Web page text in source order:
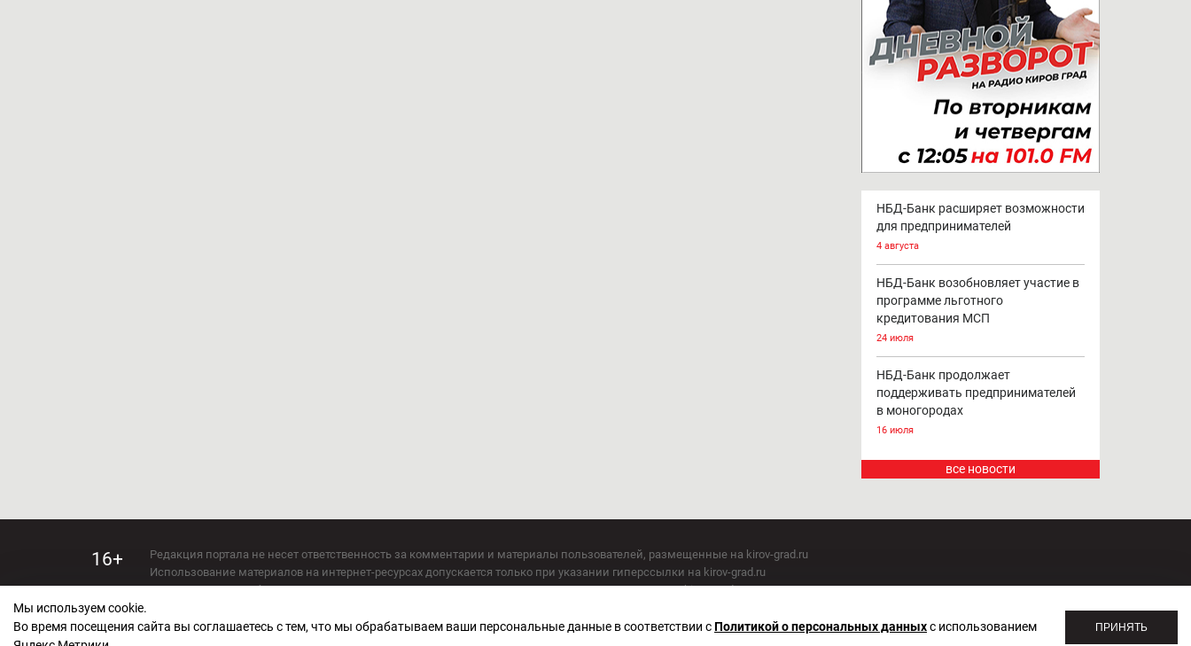
НБД-Банк расширяет возможности
для предпринимателей
4 августа
НБД-Банк возобновляет участие в
программе льготного
кредитования МСП
24 июля
НБД-Банк продолжает
поддерживать предпринимателей
в моногородах
16 июля
все новости
16+
Редакция портала не несет ответственность за комментарии и материалы пользователей, размещенные на kirov-grad.ru
Использование материалов на интернет-ресурсах допускается только при указании гиперссылки на kirov-grad.ru
Использование любых материалов настоящего СМИ допускается только при указании на ресурс: kirov-grad.ru
СМИ зарегистрировано Федеральной службой по надзору в сфере связи, информационных технологий и массовых коммуникаций 20.07.2018. Регистрационный номер ЭЛ №
Мы используем cookie.
Во время посещения сайта вы соглашаетесь с тем, что мы обрабатываем ваши персональные данные в соответствии сПолитикой о персональных данныхс использованием
ПРИНЯТЬ